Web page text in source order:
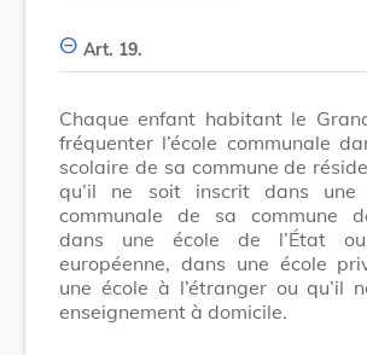
Art. 19.
Chaque enfant habitant le
fréquenter l’école communale
scolaire de sa commune de
qu’il ne soit inscrit dans une
communale de sa commune
dans une école de l’État
européenne, dans une école
une école à l’étranger ou qu’il
enseignement à domicile.